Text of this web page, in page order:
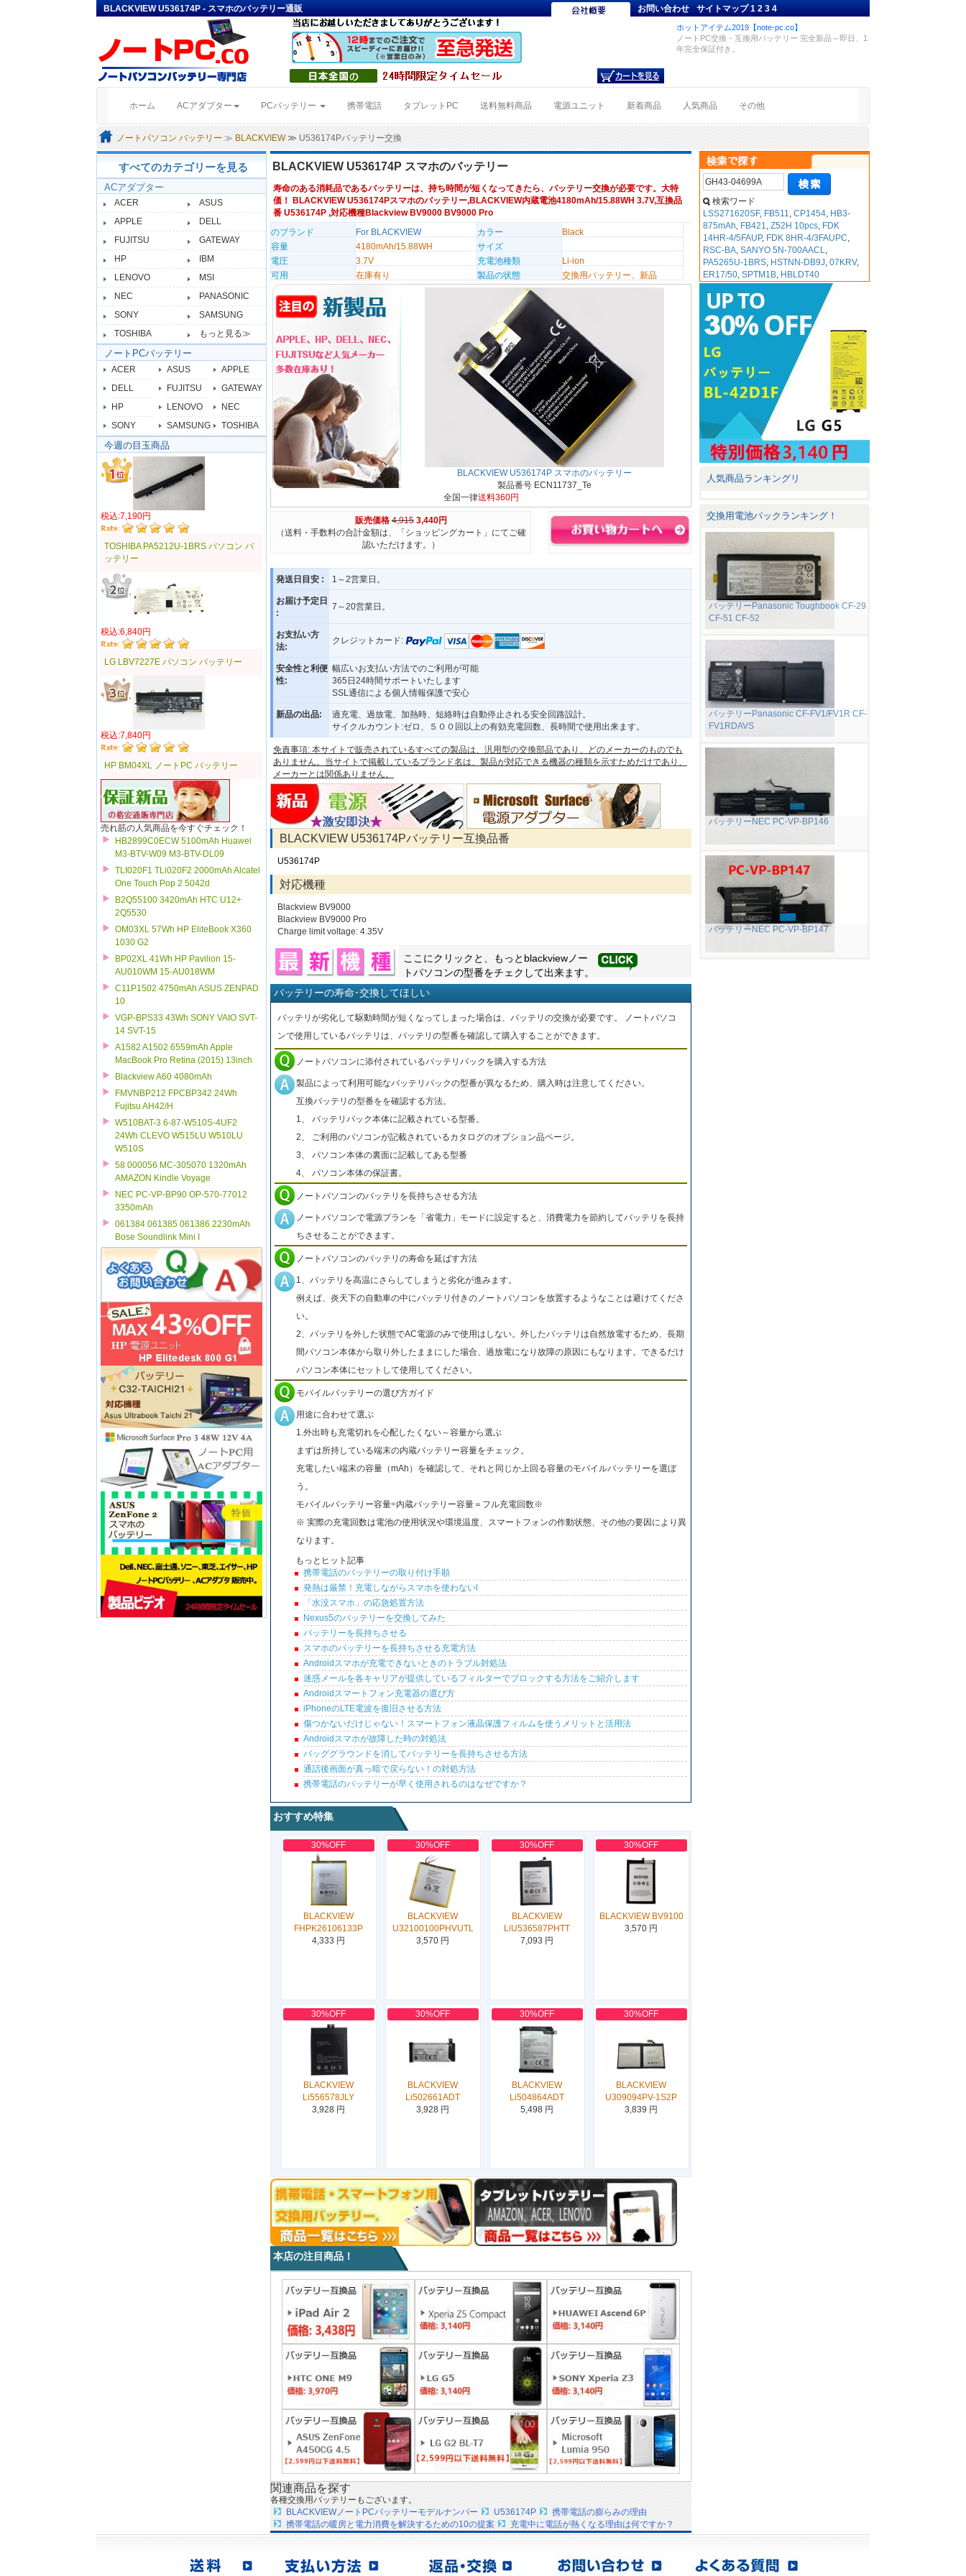
BLACKVIEW U536174P - スマホのバッテリー通販 お問い合わせ サイトマップ 1234
ホットアイテム2019【note-pc.co】
ノートPC交換・互換用バッテリー 完全新品～即日、1
年完全保証付き。
ホーム (current)ACアダプター PCバッテリー 携帯電話 タブレットPC 送料無料商品 電源ユニット 新着商品 人気商品 その他
ノートパソコン バッテリー ≫ BLACKVIEW≫ U536174Pバッテリー交換
すべてのカテゴリーを見る
ACアダプター
ACER
ASUS
APPLE
DELL
FUJITSU
GATEWAY
HP
IBM
LENOVO
MSI
NEC
PANASONIC
SONY
SAMSUNG
TOSHIBA
もっと見る≫
ノートPCバッテリー
ACER ASUS
APPLE
DELL
FUJITSU
GATEWAY
HP
LENOVO
NEC
SONY
SAMSUNG TOSHIBA
今週の目玉商品
税込:7,190円
TOSHIBA PA5212U-1BRS パソコン バ
ッテリー
税込:6,840円
LG LBV7227E パソコン バッテリー
税込:7,840円
HP BM04XL ノートPC バッテリー
売れ筋の人気商品を今すぐチェック！
HB2899C0ECW 5100mAh Huawei
M3-BTV-W09 M3-BTV-DL09
TLI020F1 TLi020F2 2000mAh Alcatel
One Touch Pop 2 5042d
B2Q55100 3420mAh HTC U12+
2Q5530
OM03XL 57Wh HP EliteBook X360
1030 G2
BP02XL 41Wh HP Pavilion 15-
AU010WM 15-AU018WM
C11P1502 4750mAh ASUS ZENPAD
10
VGP-BPS33 43Wh SONY VAIO SVT-
14 SVT-15
A1582 A1502 6559mAh Apple
MacBook Pro Retina (2015) 13inch
Blackview A60 4080mAh
FMVNBP212 FPCBP342 24Wh
Fujitsu AH42/H
W510BAT-3 6-87-W510S-4UF2
24Wh CLEVO W515LU W510LU
W510S
58 000056 MC-305070 1320mAh
AMAZON Kindle Voyage
NEC PC-VP-BP90 OP-570-77012
3350mAh
061384 061385 061386 2230mAh
Bose Soundlink Mini I
BLACKVIEW U536174P スマホのバッテリー
寿命のある消耗品であるバッテリーは、持ち時間が短くなってきたら、バッテリー交換が必要です。大特
価！ BLACKVIEW U536174Pスマホのバッテリー,BLACKVIEW内蔵電池4180mAh/15.88WH 3.7V,互換品
番 U536174P ,対応機種Blackview BV9000 BV9000 Pro
のブランド
For BLACKVIEW カラー
Black
容量
4180mAh/15.88WH
サイズ
電圧
3.7V 充電池種類
Li-ion
可用
在庫有り 製品の状態 交換用バッテリー、新品
BLACKVIEW U536174P スマホのバッテリー
製品番号 ECN11737_Te
全国一律送料360円
販売価格 4,915 3,440円
（送料・手数料の合計金額は、「ショッピングカート」にてご確
認いただけます。）
発送日目安 : 1～2営業日。
お届け予定日
:
7～20営業日。
お支払い方
法:
クレジットカード:
安全性と利便
性:
幅広いお支払い方法でのご利用が可能
365日24時間サポートいたします
SSL通信による個人情報保護で安心
新品の出品:
過充電、過放電、加熱時、短絡時は自動停止される安全回路設計。
サイクルカウント:ゼロ、５００回以上の有効充電回数、長時間で使用出来ます。
免責事項: 本サイトで販売されているすべての製品は、汎用型の交換部品であり、どのメーカーのものでも
ありません。当サイトで掲載しているブランド名は、製品が対応できる機器の種類を示すためだけであり、
メーカーとは関係ありません。
BLACKVIEW U536174Pバッテリー互換品番
U536174P
対応機種
Blackview BV9000
Blackview BV9000 Pro
Charge limit voltage: 4.35V
ここにクリックと、もっと blackviewノー
トパソコンの型番をチェクして出来ます。
バッテリーの寿命･交換してほしい
バッテリが劣化して駆動時間が短くなってしまった場合は、バッテリの交換が必要です。 ノートパソコ
ンで使用しているバッテリは、バッテリの型番を確認して購入することができます。
ノートパソコンに添付されているバッテリパックを購入する方法
製品によって利用可能なバッテリパックの型番が異なるため、購入時は注意してください。
互換バッテリの型番をを確認する方法。
1、 バッテリパック本体に記載されている型番。
2、 ご利用のパソコンが記載されているカタログのオプション品ページ。
3、 パソコン本体の裏面に記載してある型番
4、 パソコン本体の保証書。
ノートパソコンのバッテリを長持ちさせる方法
ノートパソコンで電源プランを「省電力」モードに設定すると、消費電力を節約してバッテリを長持
ちさせることができます。
ノートパソコンのバッテリの寿命を延ばす方法
1、バッテリを高温にさらしてしまうと劣化が進みます。
例えば、炎天下の自動車の中にバッテリ付きのノートパソコンを放置するようなことは避けてくださ
い。
2、バッテリを外した状態でAC電源のみで使用はしない。外したバッテリは自然放電するため、長期
間パソコン本体から取り外したままにした場合、過放電になり故障の原因にもなります。できるだけ
パソコン本体にセットして使用してください。
モバイルバッテリーの選び方ガイド
用途に合わせて選ぶ
1.外出時も充電切れを心配したくない～容量から選ぶ
まずは所持している端末の内蔵バッテリー容量をチェック。
充電したい端末の容量（mAh）を確認して、それと同じか上回る容量のモバイルバッテリーを選ぼ
う。
モバイルバッテリー容量÷内蔵バッテリー容量＝フル充電回数※
※ 実際の充電回数は電池の使用状況や環境温度、スマートフォンの作動状態、その他の要因により異
なります。
もっとヒット記事
携帯電話のバッテリーの取り付け手順
発熱は厳禁！充電しながらスマホを使わないl
「水没スマホ」の応急処置方法
Nexus5のバッテリーを交換してみた
バッテリーを長持ちさせる
スマホのバッテリーを長持ちさせる充電方法
Androidスマホが充電できないときのトラブル対処法
迷惑メールを各キャリアが提供しているフィルターでブロックする方法をご紹介します
Androidスマートフォン充電器の選び方
iPhoneのLTE電波を復旧させる方法
傷つかないだけじゃない！スマートフォン液晶保護フィルムを使うメリットと活用法
Androidスマホが故障した時の対処法
バッググラウンドを消してバッテリーを長持ちさせる方法
通話後画面が真っ暗で戻らない！の対処方法
携帯電話のバッテリーが早く使用されるのはなぜですか？
おすすめ特集
30%OFF
BLACKVIEW
FHPK26106133P
4,333 円
30%OFF
BLACKVIEW
U32100100PHVUTL
3,570 円
30%OFF
BLACKVIEW
LiU536587PHTT
7,093 円
30%OFF
BLACKVIEW BV9100
3,570 円
30%OFF
BLACKVIEW
Li556578JLY
3,928 円
30%OFF
BLACKVIEW
Li502661ADT
3,928 円
30%OFF
BLACKVIEW
Li504864ADT
5,498 円
30%OFF
BLACKVIEW
U309094PV-1S2P
3,839 円
本店の注目商品！
関連商品を探す
各種交換用バッテリーもございます。
BLACKVIEWノートPCバッテリーモデルナンバー
U536174P
携帯電話の膨らみの理由
携帯電話の暖房と電力消費を解決するための10の提案
充電中に電話が熱くなる理由は何ですか？
検索ワード
LSS271620SF, FB511,CP1454, HB3-
875mAh, FB421,Z52H 10pcs, FDK
14HR-4/5FAUP, FDK 8HR-4/3FAUPC,
RSC-BA,SANYO 5N-700AACL,
PA5265U-1BRS, HSTNN-DB9J,07KRV,
ER17/50,SPTM1B, HBLDT40
人気商品ランキングリ
交換用電池パックランキング！
バッテリーPanasonic Toughbook CF-29
CF-51 CF-52
バッテリーPanasonic CF-FV1/FV1R CF-
FV1RDAVS
バッテリーNEC PC-VP-BP146
バッテリーNEC PC-VP-BP147